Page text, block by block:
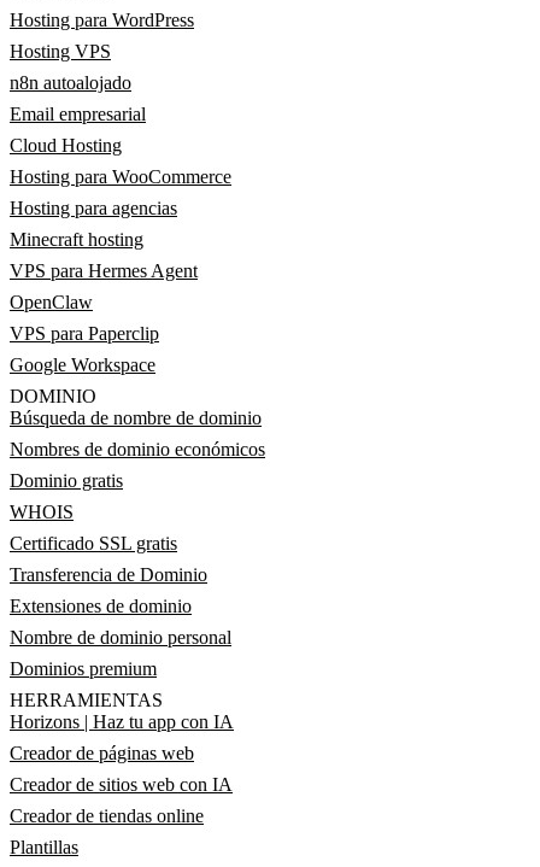
Hosting para WordPress
Hosting VPS
n8n autoalojado
Email empresarial
Cloud Hosting
Hosting para WooCommerce
Hosting para agencias
Minecraft hosting
VPS para Hermes Agent
OpenClaw
VPS para Paperclip
Google Workspace
DOMINIO
Búsqueda de nombre de dominio
Nombres de dominio económicos
Dominio gratis
WHOIS
Certificado SSL gratis
Transferencia de Dominio
Extensiones de dominio
Nombre de dominio personal
Dominios premium
HERRAMIENTAS
Horizons | Haz tu app con IA
Creador de páginas web
Creador de sitios web con IA
Creador de tiendas online
Plantillas